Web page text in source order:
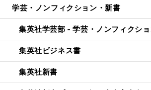
学芸・ノンフィクション・新書
集英社学芸部 - 学芸・ノンフィクシ
集英社ビジネス書
集英社新書